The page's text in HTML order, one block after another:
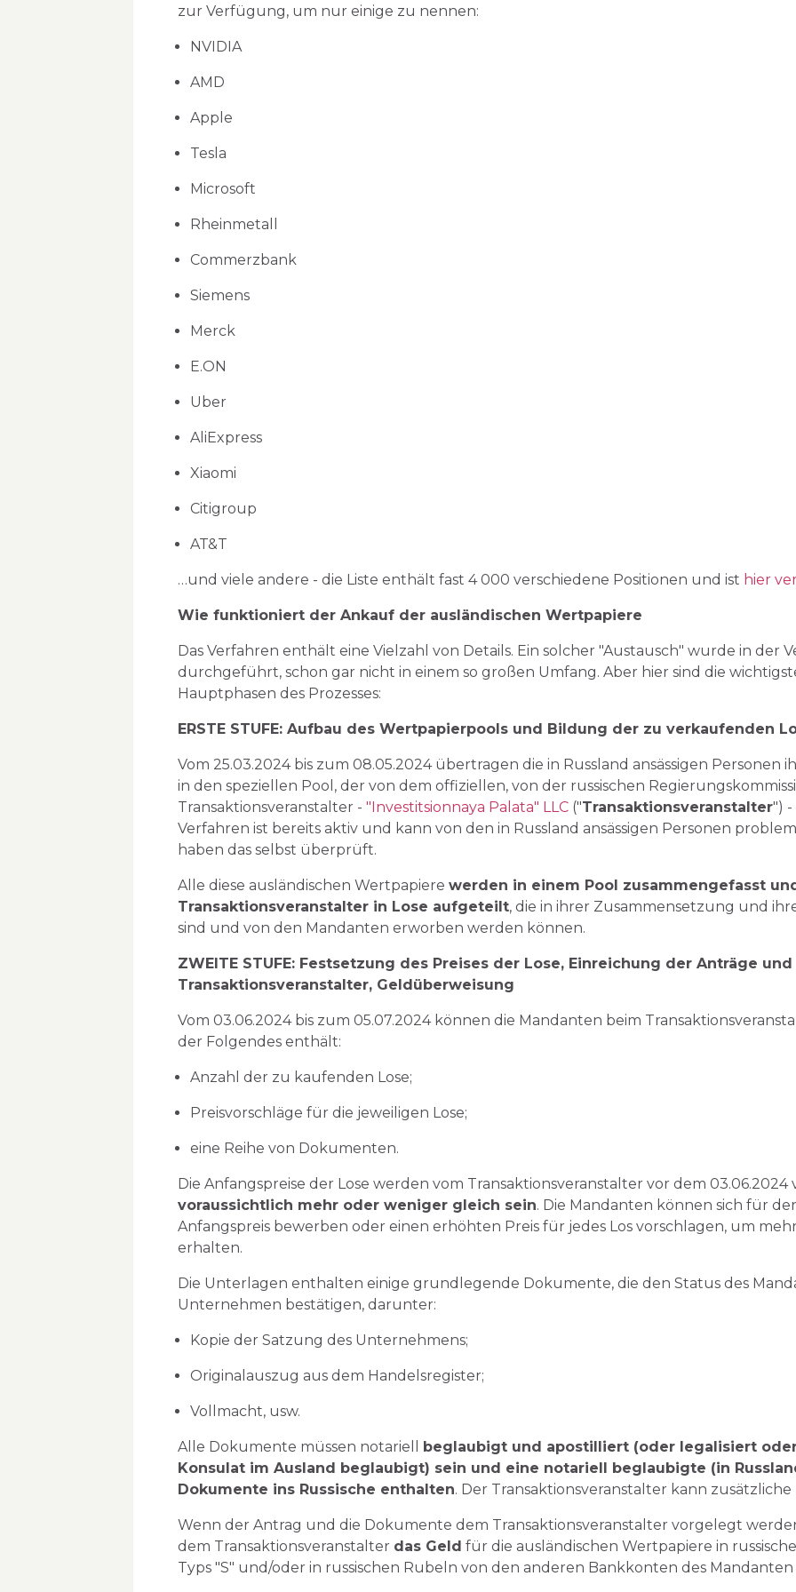
zur Verfügung, um nur einige zu nennen:
NVIDIA
AMD
Apple
Tesla
Microsoft
Rheinmetall
Commerzbank
Siemens
Merck
E.ON
Uber
AliExpress
Xiaomi
Citigroup
AT&T
…und viele andere - die Liste enthält fast 4 000 verschiedene Positionen und ist hier
Wie funktioniert der Ankauf der ausländischen Wertpapiere
Das Verfahren enthält eine Vielzahl von Details. Ein solcher "Austausch" wurde in der
durchgeführt, schon gar nicht in einem so großen Umfang. Aber hier sind die
Hauptphasen des Prozesses:
ERSTE STUFE: Aufbau des Wertpapierpools und Bildung der zu verkaufenden
Vom 25.03.2024 bis zum 08.05.2024 übertragen die in Russland ansässigen Personen
in den speziellen Pool, der von dem offiziellen, von der russischen
Transaktionsveranstalter - "Investitsionnaya Palata" LLC("Transaktionsveranstalter")
Verfahren ist bereits aktiv und kann von den in Russland ansässigen Personen
haben das selbst überprüft.
Alle diese ausländischen Wertpapiere werden in einem Pool zusammengefasst
Transaktionsveranstalter in Lose aufgeteilt, die in ihrer Zusammensetzung und
sind und von den Mandanten erworben werden können.
ZWEITE STUFE: Festsetzung des Preises der Lose, Einreichung der Anträge
Transaktionsveranstalter, Geldüberweisung
Vom 03.06.2024 bis zum 05.07.2024 können die Mandanten beim
der Folgendes enthält:
Anzahl der zu kaufenden Lose;
Preisvorschläge für die jeweiligen Lose;
eine Reihe von Dokumenten.
Die Anfangspreise der Lose werden vom Transaktionsveranstalter vor dem
voraussichtlich mehr oder weniger gleich sein. Die Mandanten können sich für
Anfangspreis bewerben oder einen erhöhten Preis für jedes Los vorschlagen, um
erhalten.
Die Unterlagen enthalten einige grundlegende Dokumente, die den Status des
Unternehmen bestätigen, darunter:
Kopie der Satzung des Unternehmens;
Originalauszug aus dem Handelsregister;
Vollmacht, usw.
Alle Dokumente müssen notariell beglaubigt und apostilliert (oder legalisiert
Konsulat im Ausland beglaubigt) sein und eine notariell beglaubigte (in
Dokumente ins Russische enthalten. Der Transaktionsveranstalter kann
Wenn der Antrag und die Dokumente dem Transaktionsveranstalter vorgelegt
dem Transaktionsveranstalter das Geld für die ausländischen Wertpapiere in
Typs "S" und/oder in russischen Rubeln von den anderen Bankkonten des Mandanten